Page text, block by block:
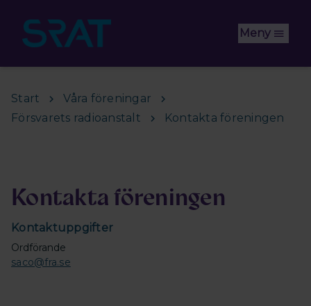
Meny
Start
Våra föreningar
Försvarets radioanstalt
Kontakta föreningen
Kontakta föreningen
Kontaktuppgifter
Ordförande
saco@fra.se